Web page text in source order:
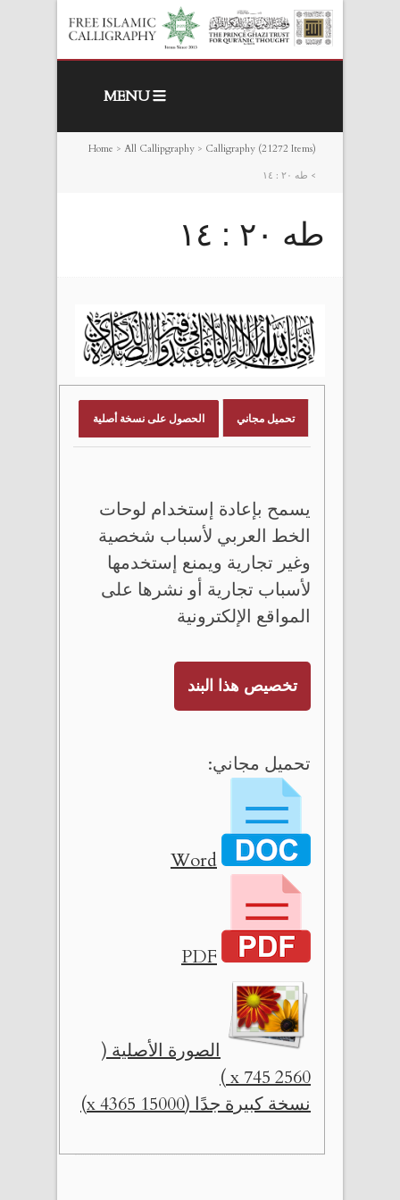
MENU
Home > All Callipgraphy > Calligraphy (21272 Items)
> طه ٢٠ : ١٤
طه ٢٠ : ١٤
تحميل مجاني الحصول على نسخة أصلية
يسمح بإعادة إستخدام لوحات
الخط العربي لأسباب شخصية
وغير تجارية ويمنع إستخدمها
لأسباب تجارية أو نشرها على
المواقع الإلكترونية
تخصيص هذا البند
تحميل مجاني:
Word
PDF
الصورة الأصلية (
2560 x 745 )
نسخة كبيرة جدًا (15000 x 4365)